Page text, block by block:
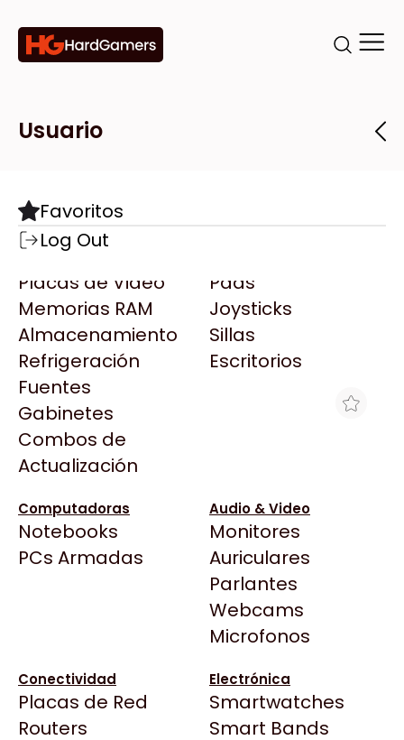
Categorías
Componentes
Motherboards
Microprocesadores
Placas de Video
Memorias RAM
Almacenamiento
Refrigeración
Fuentes
Gabinetes
Combos de
Actualización
Pads
Joysticks
Sillas
Escritorios
Computadoras
Notebooks
PCs Armadas
Audio & Video
Monitores
Auriculares
Parlantes
Webcams
Microfonos
Conectividad
Placas de Red
Routers
Electrónica
Smartwatches
Smart Bands
Marcas
Todas las Marcas
AMD
AULA
Acer
Adata
AeroCool
Antec
Arkham
Asrock
BenQ
CX
Cooler Master
Deepcool
Dell
EVGA
Tiendas
Destacadas
Todas las Tiendas
Click Gaming
Compufan Store
Usuario
Favoritos
Log Out
SILLA GAMER RAPTOR THRONE R1 -
TELA NEGRA
$289.180
Ver producto en la página de XT-PC